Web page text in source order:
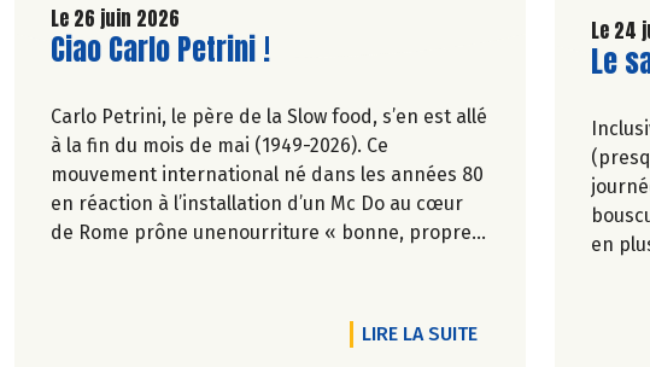
Le 26 juin 2026
Lire la suite de l'article
Ciao Carlo Petrini !
Carlo Petrini, le père de la Slow food, s’en est allé
à la fin du mois de mai (1949-2026). Ce
mouvement international né dans les années 80
en réaction à l’installation d’un Mc Do au cœur
de Rome prône unenourriture « bonne, propre
àCulture Bioen 2018,et qui reste totalement
LIRE LA SUITEDE L'ARTICLE CIAO
Le 24
Lire
Le
en